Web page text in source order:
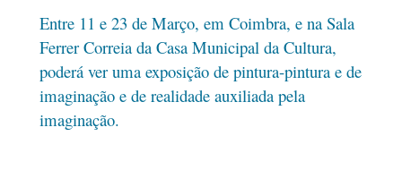
Entre 11 e 23 de Março, em Coimbra, e na Sala
Ferrer Correia da Casa Municipal da Cultura,
poderá ver uma exposição de pintura-pintura e de
imaginação e de realidade auxiliada pela
imaginação.